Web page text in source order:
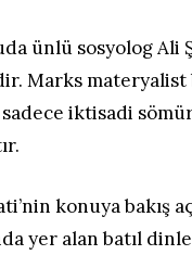
ünlü sosyolog Ali
Marks
iktisadi
konuya bakış
yer alan batıl